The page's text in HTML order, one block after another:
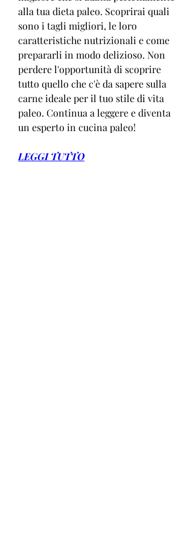
alla tua dieta paleo. Scoprirai quali
sono i tagli migliori, le loro
caratteristiche nutrizionali e come
prepararli in modo delizioso. Non
perdere l'opportunità di scoprire
tutto quello che c'è da sapere sulla
carne ideale per il tuo stile di vita
paleo. Continua a leggere e diventa
un esperto in cucina paleo!
LEGGI TUTTO